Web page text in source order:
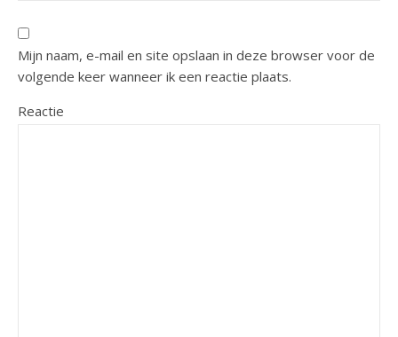
Mijn naam, e-mail en site opslaan in deze browser voor de
volgende keer wanneer ik een reactie plaats.
Reactie